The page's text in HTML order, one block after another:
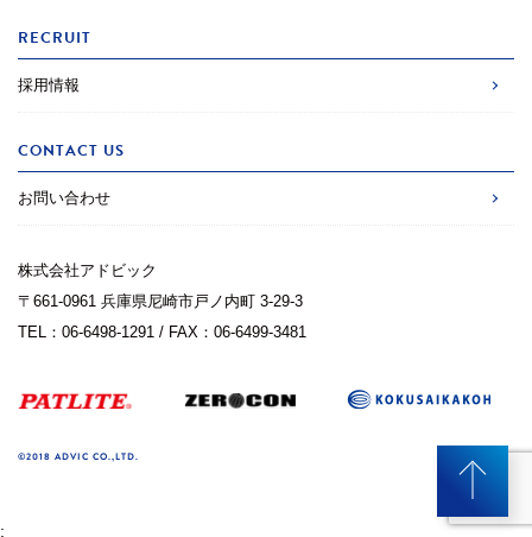
RECRUIT
採用情報
CONTACT US
お問い合わせ
株式会社アドビック
〒661-0961 兵庫県尼崎市戸ノ内町 3-29-3
TEL：06-6498-1291 / FAX：06-6499-3481
©2018 ADVIC CO.,LTD.
;